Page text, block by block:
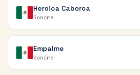
Heroica Caborca
Sonora
Empalme
Sonora